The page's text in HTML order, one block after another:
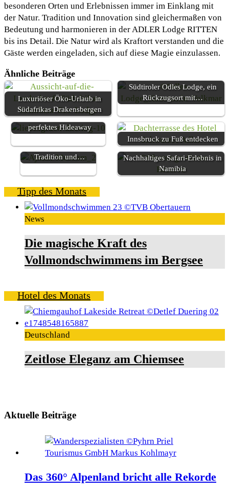
besonderen Orten und Erlebnissen immer im Einklang mit
der Natur. Tradition und Innovation sind gleichermaßen von
Bedeutung und harmonieren in der ADLER Lodge RITTEN
bis ins Detail. Die Natur wird als Kraftort verstanden und die
Gäste werden eingeladen, sich auf diese Magie einzulassen.
Ähnliche Beiträge
Luxuriöser Öko-Urlaub in
Südafrikas Drakensbergen
Südtiroler Odles Lodge, ein
Rückzugsort mit…
Das Bergdorf LiebesGrün ein
perfektes Hideaway
Innsbruck zu Fuß entdecken
Ajman – Zwischen
Geschichte, gelebter
Tradition und…
Nachhaltiges Safari-Erlebnis in
Namibia
Tipp des Monats
News
Die magische Kraft des
Vollmondschwimmens im Bergsee
Hotel des Monats
Deutschland
Zeitlose Eleganz am Chiemsee
Aktuelle Beiträge
Das 360° Alpenland bricht alle Rekorde